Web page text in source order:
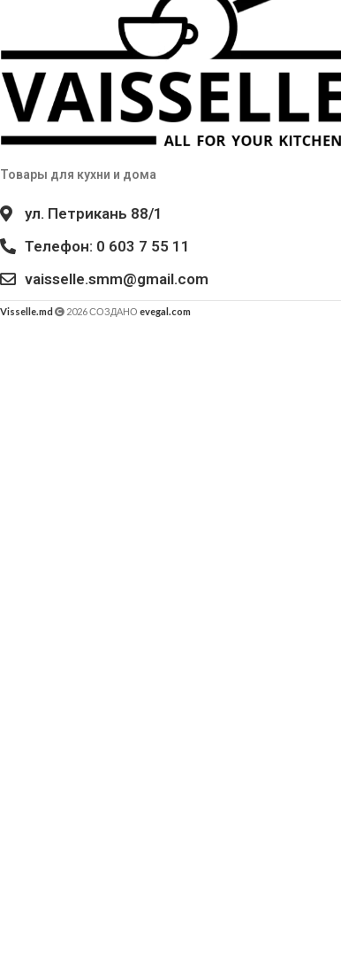
Товары для кухни и дома
ул. Петрикань 88/1
Телефон: 0 603 7 55 11
vaisselle.smm@gmail.com
Visselle.md 2026 СОЗДАНО evegal.com